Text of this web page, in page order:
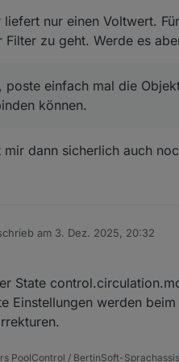
für deine Ideen – finde ich
liefert nur einen Voltwert.
Filter zu geht. Werde es
poste einfach mal die
können.
dann sicherlich auch
am 3. Dez. 2025, 20:32
editiert von
State
Einstellungen werden
PoolControl / BertinSoft-